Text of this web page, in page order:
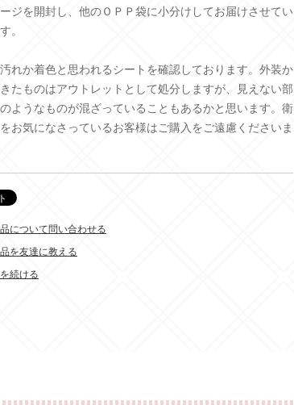
ジを開封し、他のＯＰＰ袋に小分けしてお届けさせてい
。
れか着色と思われるシートを確認しております。外装か
たものはアウトレットとして処分しますが、見えない部
ようなものが混ざっていることもあるかと思います。衛
お気になさっているお客様はご購入をご遠慮くださいま
について問い合わせる
を友達に教える
続ける